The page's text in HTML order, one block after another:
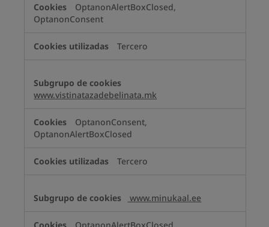
OptanonAlertBoxClosed,
OptanonConsent
Tercero
www.vistinatazadebelinata.mk
OptanonConsent,
OptanonAlertBoxClosed
Tercero
www.minukaal.ee